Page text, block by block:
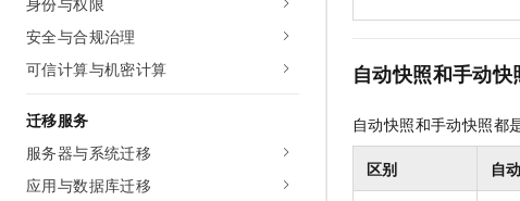
安全与合规治理
可信计算与机密计算
迁移服务
服务器与系统迁移
应用与数据库迁移
自动快照和手动快
自动快照和手动快照都
区别 自